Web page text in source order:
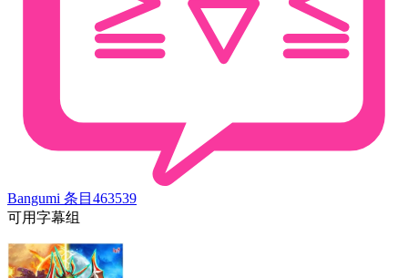
Bangumi 条目 463539
可用字幕组